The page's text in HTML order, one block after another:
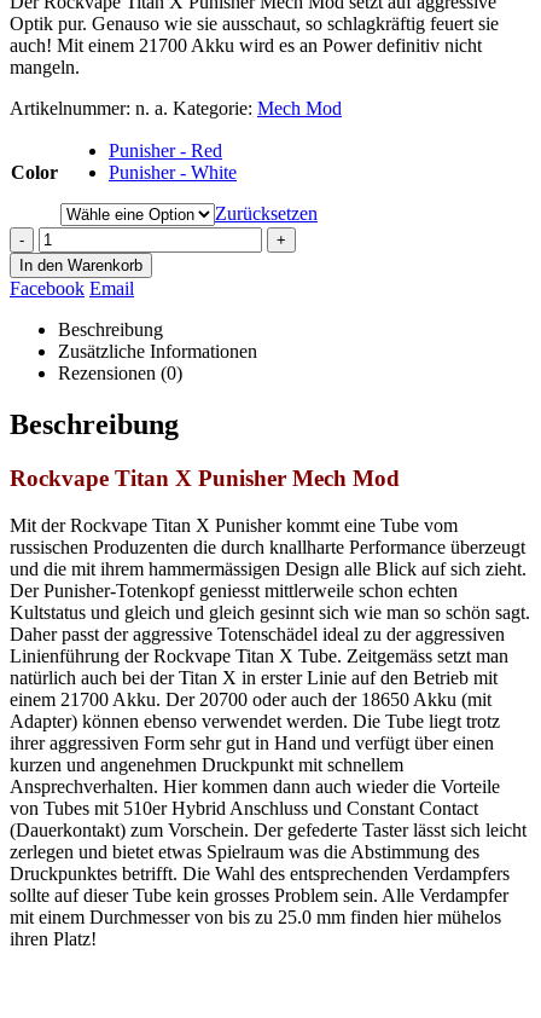
Optik pur. Genauso wie sie ausschaut, so schlagkräftig feuert sie
auch! Mit einem 21700 Akku wird es an Power definitiv nicht
mangeln.
Artikelnummer: n. a. Kategorie: Mech Mod
Color
Punisher - Red
Punisher - White
Zurücksetzen
-
+
In den Warenkorb
Facebook Email
Beschreibung
Zusätzliche Informationen
Rezensionen (0)
Beschreibung
Rockvape Titan X Punisher Mech Mod
Mit der Rockvape Titan X Punisher kommt eine Tube vom
russischen Produzenten die durch knallharte Performance überzeugt
und die mit ihrem hammermässigen Design alle Blick auf sich zieht.
Der Punisher-Totenkopf geniesst mittlerweile schon echten
Kultstatus und gleich und gleich gesinnt sich wie man so schön sagt.
Daher passt der aggressive Totenschädel ideal zu der aggressiven
Linienführung der Rockvape Titan X Tube. Zeitgemäss setzt man
natürlich auch bei der Titan X in erster Linie auf den Betrieb mit
einem 21700 Akku. Der 20700 oder auch der 18650 Akku (mit
Adapter) können ebenso verwendet werden. Die Tube liegt trotz
ihrer aggressiven Form sehr gut in Hand und verfügt über einen
kurzen und angenehmen Druckpunkt mit schnellem
Ansprechverhalten. Hier kommen dann auch wieder die Vorteile
von Tubes mit 510er Hybrid Anschluss und Constant Contact
(Dauerkontakt) zum Vorschein. Der gefederte Taster lässt sich leicht
zerlegen und bietet etwas Spielraum was die Abstimmung des
Druckpunktes betrifft. Die Wahl des entsprechenden Verdampfers
sollte auf dieser Tube kein grosses Problem sein. Alle Verdampfer
mit einem Durchmesser von bis zu 25.0 mm finden hier mühelos
ihren Platz!